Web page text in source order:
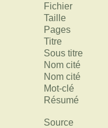
Fichier
Taille
Pages
Titre
Sous titre
Nom cité
Nom cité
Mot-clé
Résumé
Source